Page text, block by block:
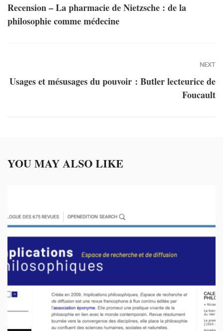
Recension – La pharmacie de Nietzsche : de la
philosophie comme médecine
NEXT
Usages et mésusages du pouvoir : Butler lecteurice de
Foucault
YOU MAY ALSO LIKE